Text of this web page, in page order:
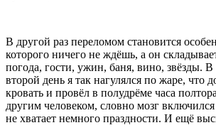
В другой раз переломом становится
которого ничего не ждёшь, а он
погода, гости, ужин, баня, вино, звёзды. В
второй день я так нагулялся по жаре, что
кровать и провёл в полудрёме часа
другим человеком, словно мозг
не хватает немного праздности. И ещё